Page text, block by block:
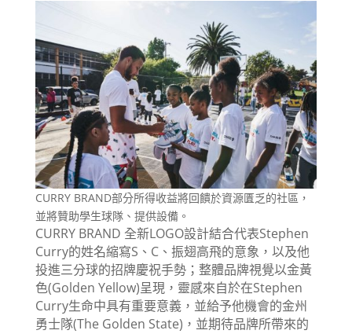
CURRY BRAND部分所得收益將回饋於資源匱乏的社區，
並將贊助學生球隊、提供設備。
CURRY BRAND 全新LOGO設計結合代表Stephen
Curry的姓名縮寫S、C、振翅高飛的意象，以及他
投進三分球的招牌慶祝手勢；整體品牌視覺以金黃
色(Golden Yellow)呈現，靈感來自於在Stephen
Curry生命中具有重要意義，並給予他機會的金州
勇士隊(The Golden State)，並期待品牌所帶來的